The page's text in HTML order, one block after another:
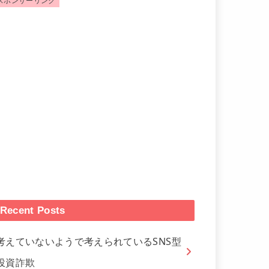
Recent Posts
えていないようで考えられているSNS型
資詐欺